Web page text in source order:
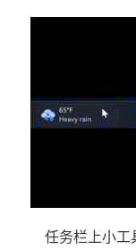
任务栏上小工